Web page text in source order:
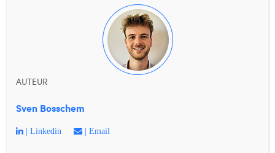
AUTEUR
Sven Bosschem
| Linkedin | Email